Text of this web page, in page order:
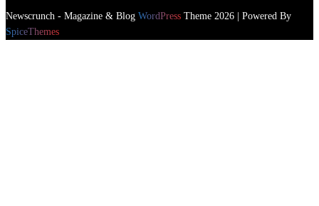
Newscrunch - Magazine & Blog WordPress Theme 2026 | Powered By
SpiceThemes